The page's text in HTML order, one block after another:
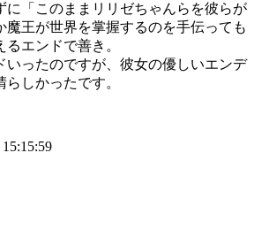
に「このままリリゼちゃんらを彼らが
魔王が世界を掌握するのを手伝っても
エンドで善き。
いったのですが、彼女の優しいエンデ
しかったです。